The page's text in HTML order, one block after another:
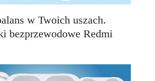
w Twoich uszach.
bezprzewodowe Redmi